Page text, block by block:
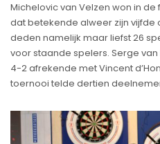
Michelovic van Velzen won in
dat betekende alweer zijn vijfde
deden namelijk maar liefst 26
voor staande spelers. Serge
4-2 afrekende met Vincent
toernooi telde dertien